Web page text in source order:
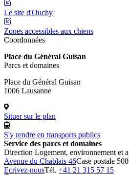
Le site d'Ouchy
Zones accessibles aux chiens
Coordonnées
Place du Général Guisan
Parcs et domaines
Place du Général Guisan
1006 Lausanne
Situer sur le plan
S'y rendre en transports publics
Service des parcs et domaines
Direction Logement, environnement et
Avenue du Chablais 46Case postale
Ecrivez-nousTél. +41 21 315 57 15